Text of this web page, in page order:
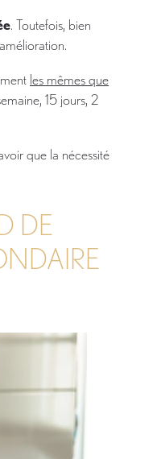
. Toutefois, bien
les mêmes que
15 jours, 2
que la nécessité
DE